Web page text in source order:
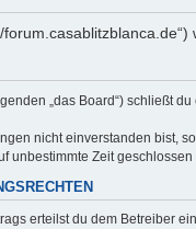
„das Board“) schließt
nicht einverstanden bist,
unbestimmte Zeit
erteilst du dem Betreiber